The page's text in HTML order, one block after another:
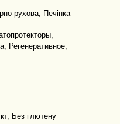
рухова, Печінка
Регенеративное,
Без глютену